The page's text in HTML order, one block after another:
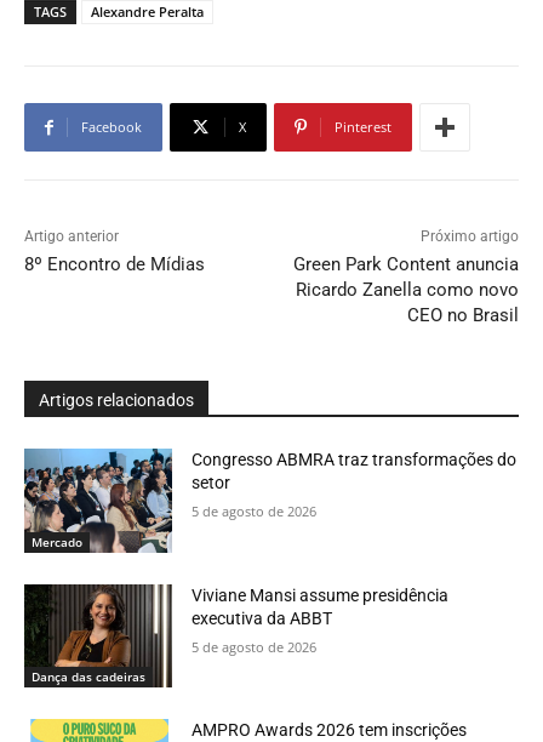
TAGS Alexandre Peralta
Facebook X Pinterest
Artigo anterior
8º Encontro de Mídias
Próximo artigo
Green Park Content anuncia
Ricardo Zanella como novo
CEO no Brasil
Artigos relacionados
Mercado
Congresso ABMRA traz transformações do
setor
5 de agosto de 2026
Dança das cadeiras
Viviane Mansi assume presidência
executiva da ABBT
5 de agosto de 2026
AMPRO Awards 2026 tem inscrições